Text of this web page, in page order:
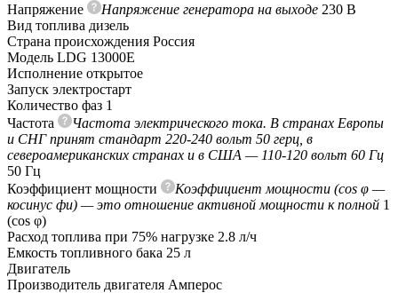
Напряжение
Напряжение генератора на выходе 230 В
Вид топлива дизель
Страна происхождения Россия
Модель LDG 13000E
Исполнение открытое
Запуск электростарт
Количество фаз 1
Частота
Частота электрического тока. В странах Европы
и СНГ принят стандарт 220-240 вольт 50 герц, в
североамериканских странах и в США — 110-120 вольт 60 Гц
50 Гц
Коэффициент мощности
Коэффициент мощности (cos φ —
косинус фи) — это отношение активной мощности к полной 1
(сos φ)
Расход топлива при 75% нагрузке 2.8 л/ч
Емкость топливного бака 25 л
Двигатель
Производитель двигателя Амперос